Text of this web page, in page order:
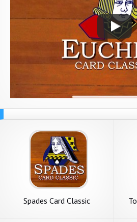
Spades Card Classic